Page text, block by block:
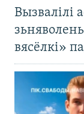
Вызвалілі
вясёлкі»